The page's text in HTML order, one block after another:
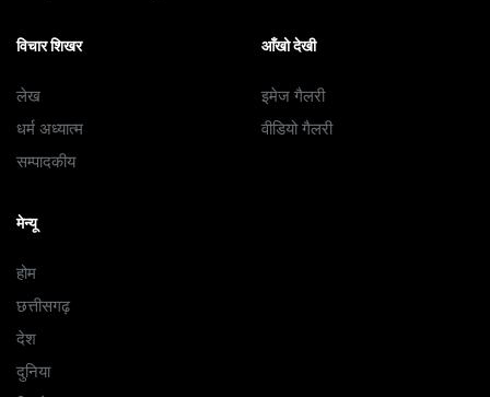
विचार शिखर
लेख
धर्म अध्यात्म
सम्पादकीय
आँखो देखी
इमेज गैलरी
वीडियो गैलरी
मेन्यू
होम
छत्तीसगढ़
देश
दुनिया